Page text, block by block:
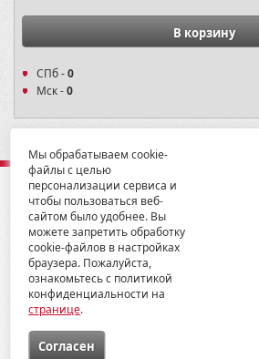
В корзину
СПб -0
Мск -0
* -- Рекомендованная розничная цена в
Екатеринбурге
© 2012-2026 ГК Металлопродукция
Мы обрабатываем cookie-
файлы с целью
персонализации сервиса и
чтобы пользоваться веб-
сайтом было удобнее. Вы
можете запретить обработку
cookie-файлов в настройках
браузера. Пожалуйста,
ознакомьтесь с политикой
конфиденциальности на
странице.
Cогласен